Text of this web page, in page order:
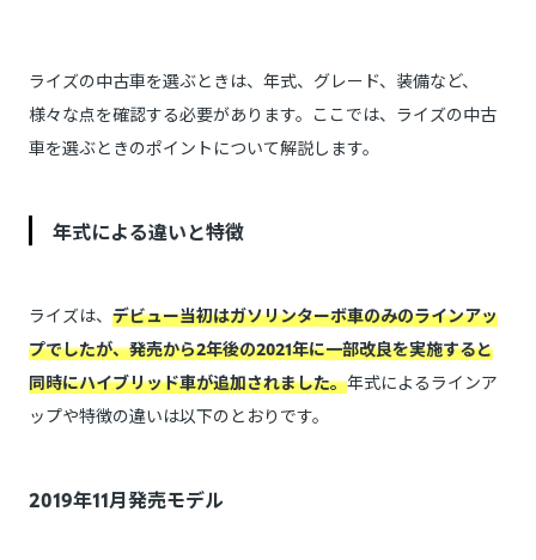
ライズの中古車を選ぶときは、年式、グレード、装備など、
様々な点を確認する必要があります。ここでは、ライズの中古
車を選ぶときのポイントについて解説します。
年式による違いと特徴
ライズは、 デビュー当初はガソリンターボ車のみのラインアッ
プでしたが、発売から2年後の2021年に一部改良を実施すると
同時にハイブリッド車が追加されました。年式によるラインア
ップや特徴の違いは以下のとおりです。
2019年11月発売モデル